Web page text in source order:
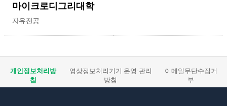
마이크로디그리대학
자유전공
개인정보처리방
침
영상정보처리기기 운영·관리
방침
이메일무단수집거
부